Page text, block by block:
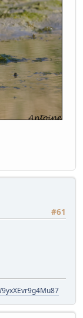
#61